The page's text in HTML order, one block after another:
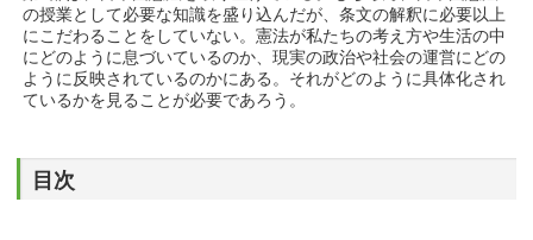
の授業として必要な知識を盛り込んだが、条文の解釈に必要以上
にこだわることをしていない。憲法が私たちの考え方や生活の中
にどのように息づいているのか、現実の政治や社会の運営にどの
ように反映されているのかにある。それがどのように具体化され
ているかを見ることが必要であろう。
目次